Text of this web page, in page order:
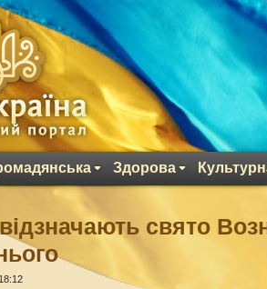
Здорова
свято